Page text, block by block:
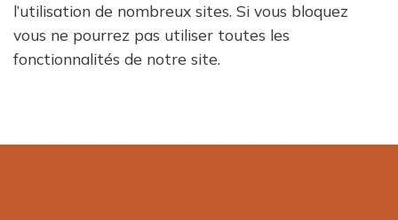
l’utilisation de nombreux sites. Si vous bloquez
vous ne pourrez pas utiliser toutes les
fonctionnalités de notre site.